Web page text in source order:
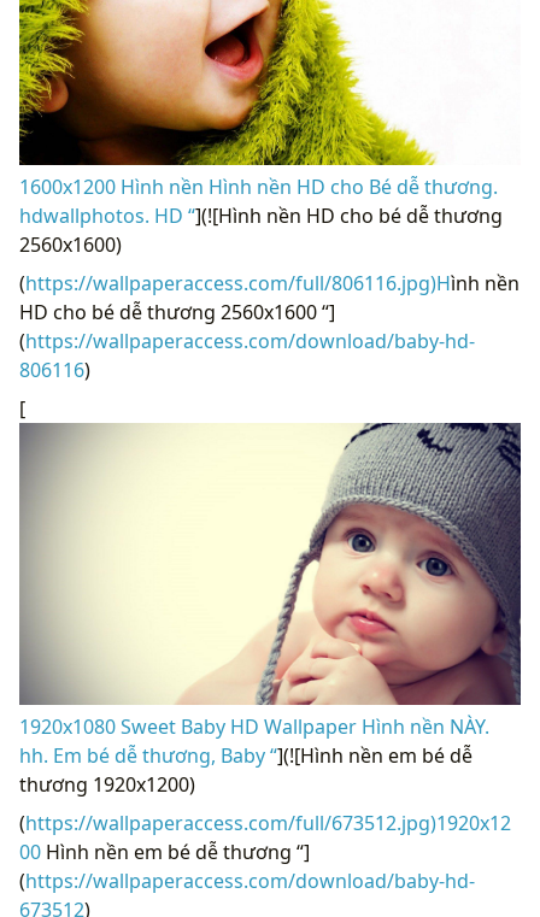
1600x1200 Hình nền Hình nền HD cho Bé dễ thương.
hdwallphotos. HD “](![Hình nền HD cho bé dễ thương
2560x1600)
(https://wallpaperaccess.com/full/806116.jpg)Hình nền
HD cho bé dễ thương 2560x1600 “]
(https://wallpaperaccess.com/download/baby-hd-
806116)
[
1920x1080 Sweet Baby HD Wallpaper Hình nền NÀY.
hh. Em bé dễ thương, Baby “](![Hình nền em bé dễ
thương 1920x1200)
(https://wallpaperaccess.com/full/673512.jpg)1920x12
00 Hình nền em bé dễ thương “]
(https://wallpaperaccess.com/download/baby-hd-
673512)